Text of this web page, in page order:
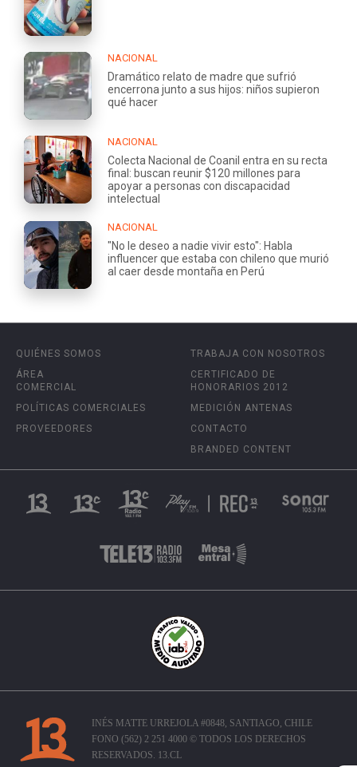
NACIONAL
Dramático relato de madre que sufrió
encerrona junto a sus hijos: niños supieron
qué hacer
NACIONAL
Colecta Nacional de Coanil entra en su recta
final: buscan reunir $120 millones para
apoyar a personas con discapacidad
intelectual
NACIONAL
"No le deseo a nadie vivir esto": Habla
influencer que estaba con chileno que murió
al caer desde montaña en Perú
QUIÉNES SOMOS
ÁREA
COMERCIAL
POLÍTICAS COMERCIALES
PROVEEDORES
TRABAJA CON NOSOTROS
CERTIFICADO DE
HONORARIOS 2012
MEDICIÓN ANTENAS
CONTACTO
BRANDED CONTENT
INÉS MATTE URREJOLA #0848, SANTIAGO, CHILE
FONO (562) 2 251 4000 © TODOS LOS DERECHOS
RESERVADOS. 13.CL